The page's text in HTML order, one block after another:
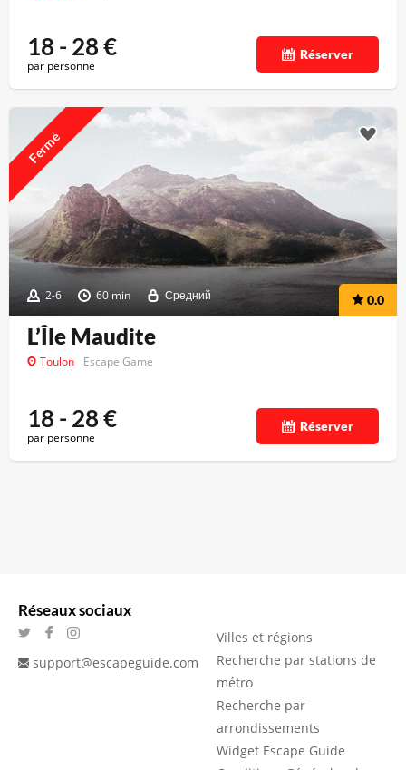
18 - 28€
par personne
Réserver
2-6 60 min Средний 0.0
Fermé
L’Île Maudite
Toulon Escape Game
18 - 28€
par personne
Réserver
Réseaux sociaux
support@escapeguide.com
Villes et régions
Recherche par stations de
métro
Recherche par
arrondissements
Widget Escape Guide